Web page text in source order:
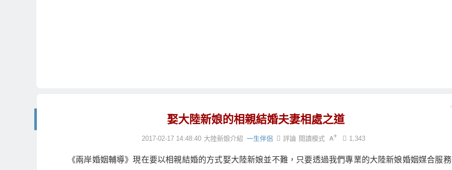
娶大陸新娘的相親結婚夫妻相處之道
2017-02-17 14:48:40 大陸新娘介紹 一生伴侶 評論 1,343
閱讀模式
《兩岸婚姻輔導》現在要以相親結婚的方式娶大陸新娘並不難，只要透過我們專業的大陸新娘婚姻媒合服